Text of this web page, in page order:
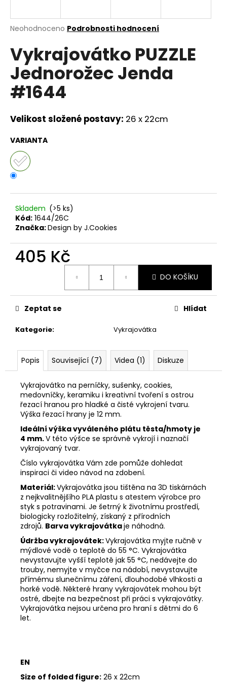
Průměrné
produktu
je
0,0
z
5
hvězdiček.
Neohodnoceno Podrobnosti hodnocení
Vykrajovátko PUZZLE
Jednorožec Jenda
#1644
Velikost složené postavy: 26 x 22cm
VARIANTA
Skladem (>5 ks)
Kód: 1644/26C
Značka:Design by J.Cookies
405 Kč
DO KOŠÍKU
Kategorie: Vykrajovátka
Zeptat se Hlídat
Popis Související (7) Videa (1) Diskuze
Vykrajovátko na perníčky, sušenky, cookies,
medovníčky, keramiku i kreativní tvoření s ostrou
řezací hranou pro hladké a čisté vykrojení tvaru.
Výška řezací hrany je 12 mm.
Ideální výška vyváleného plátu těsta/hmoty je
4 mm.V této výšce se správně vykrojí i naznačí
vykrajovaný tvar.
Číslo vykrajovátka Vám zde pomůže dohledat
inspiraci či video návod na zdobení.
Materiál:Vykrajovátka jsou tištěna na 3D tiskárnách
z nejkvalitnějšího PLA plastu s atestem výrobce pro
styk s potravinami. Je šetrný k životnímu prostředí,
biologicky rozložitelný, získaný z přírodních
zdrojů. Barva vykrajovátkaje náhodná.
Údržba vykrajovátek:Vykrajovátka myjte ručně v
mýdlové vodě o teplotě do 55 °C. Vykrajovátka
nevystavujte vyšší teplotě jak 55 °C, nedávejte do
trouby, nemyjte v myčce na nádobí, nevystavujte
přímému slunečnímu záření, dlouhodobé vlhkosti a
horké vodě. Některé hrany vykrajovátek mohou být
ostré, dbejte na bezpečnost při práci s vykrajovátky.
Vykrajovátka nejsou určena pro hraní s dětmi do 6
let.
EN
Size of folded figure: 26 x 22cm
j
t
?
HLEDAT
D
o
o
u
č
u
e
VYKRAJOVÁTKA
ZVÍŘÁTKA
25